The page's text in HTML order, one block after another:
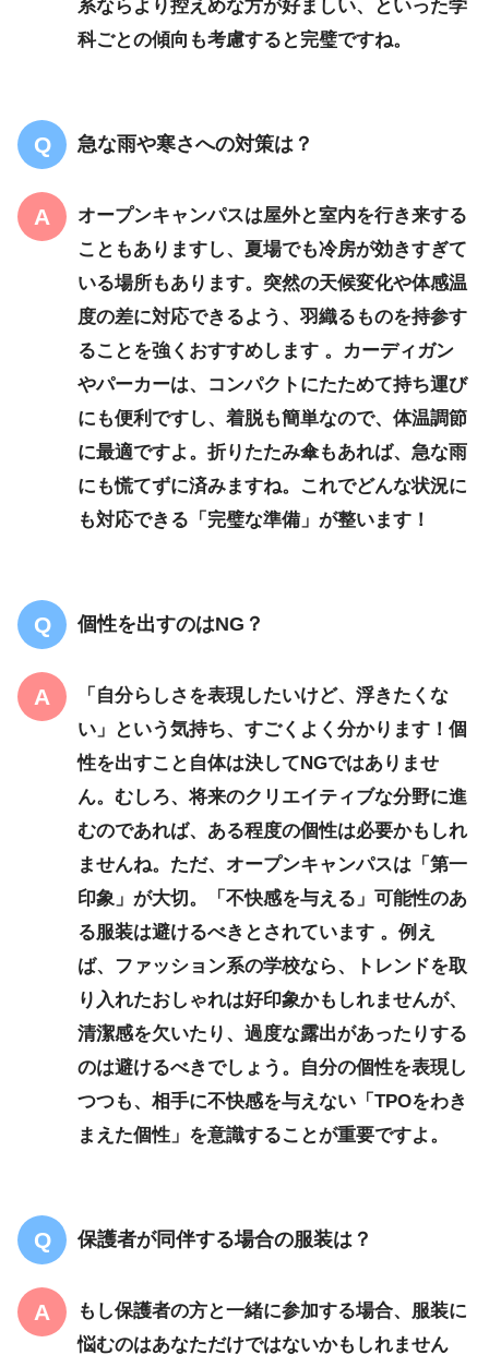
系ならより控えめな方が好ましい、といった学
科ごとの傾向も考慮すると完璧ですね。
急な雨や寒さへの対策は？
オープンキャンパスは屋外と室内を行き来する
こともありますし、夏場でも冷房が効きすぎて
いる場所もあります。突然の天候変化や体感温
度の差に対応できるよう、 羽織るものを持参す
ることを強くおすすめします 。カーディガン
やパーカーは、コンパクトにたためて持ち運び
にも便利ですし、着脱も簡単なので、体温調節
に最適ですよ。折りたたみ傘もあれば、急な雨
にも慌てずに済みますね。これでどんな状況に
も対応できる「完璧な準備」が整います！
個性を出すのはNG？
「自分らしさを表現したいけど、浮きたくな
い」という気持ち、すごくよく分かります！個
性を出すこと自体は決してNGではありませ
ん。むしろ、将来のクリエイティブな分野に進
むのであれば、ある程度の個性は必要かもしれ
ませんね。ただ、オープンキャンパスは「第一
印象」が大切。「不快感を与える」可能性のあ
る服装は避けるべきとされています 。例え
ば、ファッション系の学校なら、トレンドを取
り入れたおしゃれは好印象かもしれませんが、
清潔感を欠いたり、過度な露出があったりする
のは避けるべきでしょう。自分の個性を表現し
つつも、相手に不快感を与えない「TPOをわき
まえた個性」を意識することが重要ですよ。
保護者が同伴する場合の服装は？
もし保護者の方と一緒に参加する場合、服装に
悩むのはあなただけではないかもしれません